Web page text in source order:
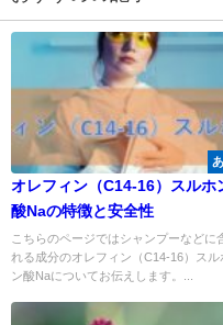
オレフィン（C14-16）スルホ
酸Naの特徴と安全性
こちらのページではシャンプーなどに
れる成分のオレフィン（C14-16）スル
ン酸Naについてお伝えします。...